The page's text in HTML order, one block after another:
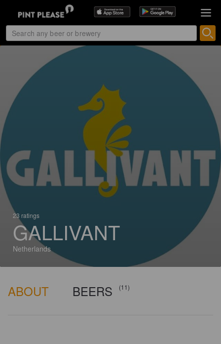
23 ratings
GALLIVANT
Netherlands
ABOUT BEERS (11)